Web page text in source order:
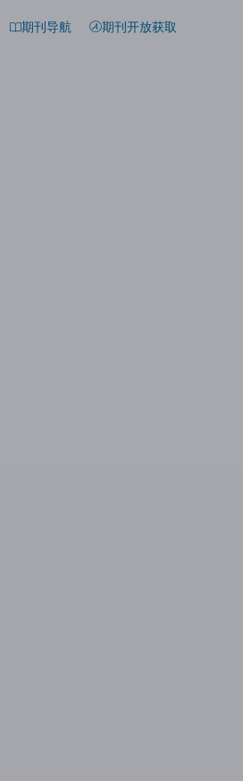
期刊导航 期刊开放获取